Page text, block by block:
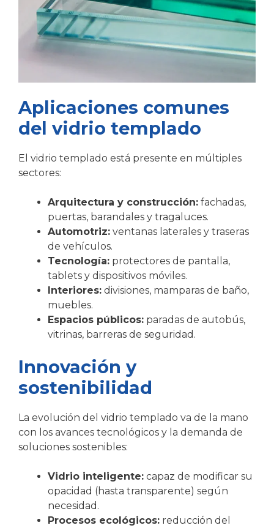
Aplicaciones comunes
del vidrio templado
El vidrio templado está presente en múltiples
sectores:
Arquitectura y construcción: fachadas,
puertas, barandales y tragaluces.
Automotriz: ventanas laterales y traseras
de vehículos.
Tecnología: protectores de pantalla,
tablets y dispositivos móviles.
Interiores: divisiones, mamparas de baño,
muebles.
Espacios públicos: paradas de autobús,
vitrinas, barreras de seguridad.
Innovación y
sostenibilidad
La evolución del vidrio templado va de la mano
con los avances tecnológicos y la demanda de
soluciones sostenibles:
Vidrio inteligente: capaz de modificar su
opacidad (hasta transparente) según
necesidad.
Procesos ecológicos: reducción del